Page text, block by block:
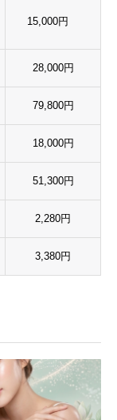
15,000円
28,000円
79,800円
18,000円
51,300円
2,280円
3,380円